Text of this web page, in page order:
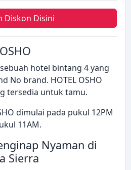
Diskon Disini
hotel bintang 4 yang
No brand. HOTEL OSHO
tersedia untuk tamu.
dimulai pada pukul 12PM
11AM.
Nyaman di
Sierra